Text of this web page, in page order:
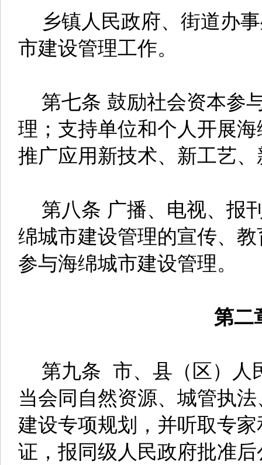
乡镇人民政府、街道办
市建设管理工作。
第七条 鼓励社会资本参
理；支持单位和个人开展
推广应用新技术、新工艺
第八条 广播、电视、报
绵城市建设管理的宣传、
参与海绵城市建设管理。
第二
第九条 市、县（区）人
当会同自然资源、城管执
建设专项规划，并听取专
证，报同级人民政府批准